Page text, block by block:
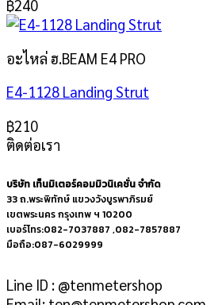
฿240
อะไหล่ ฮ.BEAM E4 PRO
E4-1128 Landing Strut
฿210
ติดต่อเรา
บริษัท เท็นมิเตอร์คอมมิวนิเคชั่น จำกัด
33 ถ.พระพิทักษ์ แขวงวังบูรพาภิรมย์
เขตพระนคร กรุงเทพ ฯ 10200
เบอร์โทร:082-7037887 ,082-7857887
มือถือ:087-6029999
Line ID : @tenmetershop